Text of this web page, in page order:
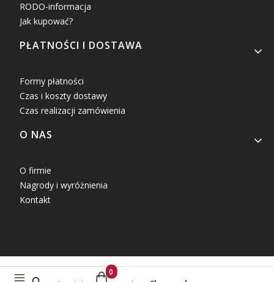
RODO-informacja
Jak kupować?
PŁATNOŚCI I DOSTAWA
Formy płatności
Czas i koszty dostawy
Czas realizacji zamówienia
O NAS
O firmie
Nagrody i wyróżnienia
Kontakt
Produkty w koszyku: 0. Zobacz szczegóły